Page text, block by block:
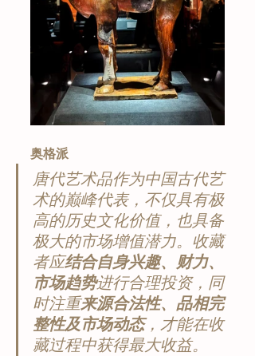
奥格派
唐代艺术品作为中国古代艺
术的巅峰代表，不仅具有极
高的历史文化价值，也具备
极大的市场增值潜力。收藏
者应结合自身兴趣、财力、
市场趋势进行合理投资，同
时注重来源合法性、品相完
整性及市场动态，才能在收
藏过程中获得最大收益。